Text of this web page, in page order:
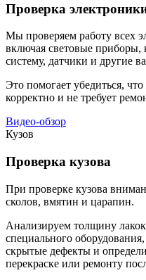
Проверка
Мы проверяем работу всех
включая световые
систему, датчики и другие
Это помогает убедиться,
корректно и не требует
Видео-обзор
Кузов
Проверка кузова
При проверке кузова
сколов, вмятин и царапин.
Анализируем толщину
специального
скрытые дефекты и
перекраске или ремонту